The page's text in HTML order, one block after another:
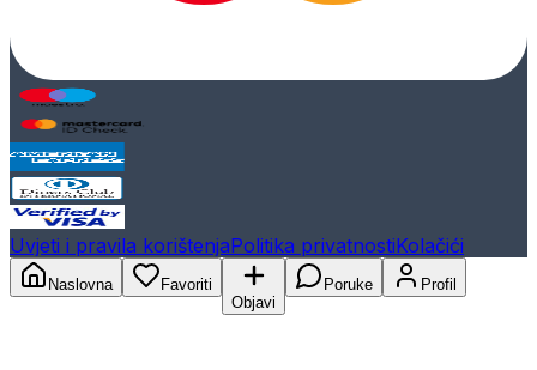
Uvjeti i pravila korištenjaPolitika privatnostiKolačići
Naslovna
Favoriti
Objavi
Poruke Profil